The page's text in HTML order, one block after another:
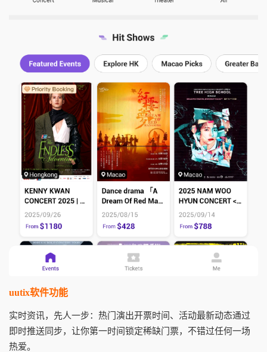
uutix软件功能
实时资讯，先人一步：热门演出开票时间、活动最新动态通过
即时推送同步，让你第一时间锁定稀缺门票，不错过任何一场
热爱。